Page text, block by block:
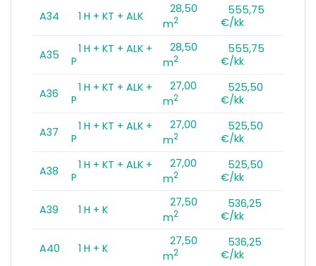
A34 1 H + KT + ALK
28,50
m2
555,75
€/kk
A35
1 H + KT + ALK +
P
28,50
m2
555,75
€/kk
A36
1 H + KT + ALK +
P
27,00
m2
525,50
€/kk
A37
1 H + KT + ALK +
P
27,00
m2
525,50
€/kk
A38
1 H + KT + ALK +
P
27,00
m2
525,50
€/kk
A39 1 H + K
27,50
m2
536,25
€/kk
A40 1 H + K
27,50
m2
536,25
€/kk